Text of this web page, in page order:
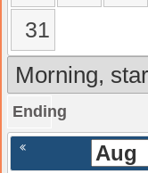
31
Ending